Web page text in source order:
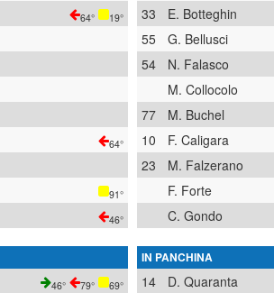
64° 19°
64°
91°
46°
46° 79° 69°
33
E. Botteghin
55
G. Bellusci
54
N. Falasco
M. Collocolo
77
M. Buchel
10 F. Caligara
23 M. Falzerano
F. Forte
C. Gondo
IN PANCHINA
14
D. Quaranta